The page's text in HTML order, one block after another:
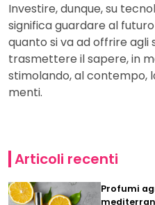
Investire, dunque, su
significa guardare al
quanto si va ad offrire
trasmettere il sapere, in
stimolando, al contempo,
menti.
Articoli recenti
Profumi